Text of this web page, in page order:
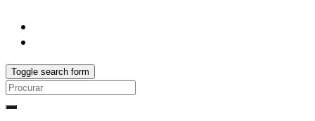
Toggle search form
Search